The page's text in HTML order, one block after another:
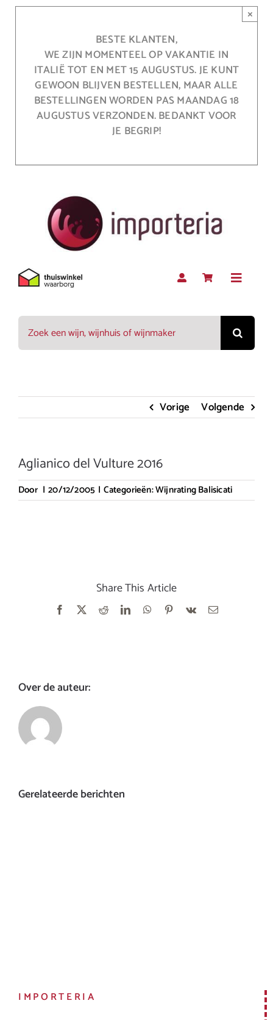
BESTE KLANTEN,
WE ZIJN MOMENTEEL OP VAKANTIE IN
ITALIË TOT EN MET 15 AUGUSTUS. JE KUNT
GEWOON BLIJVEN BESTELLEN, MAAR ALLE
BESTELLINGEN WORDEN PAS MAANDAG 18
AUGUSTUS VERZONDEN. BEDANKT VOOR
JE BEGRIP!
×
Toggle
Rood
Zoeken
naar:
Vorige Volgende
Aglianico del Vulture 2016
Door | 20/12/2005 | Categorieën:Wijnrating Balisicati
Share This Article
Facebook RedditLinkedInWhatsApp
Pinterest
Vk
E-
Over de auteur:
Gerelateerde berichten
IMPORTERIA